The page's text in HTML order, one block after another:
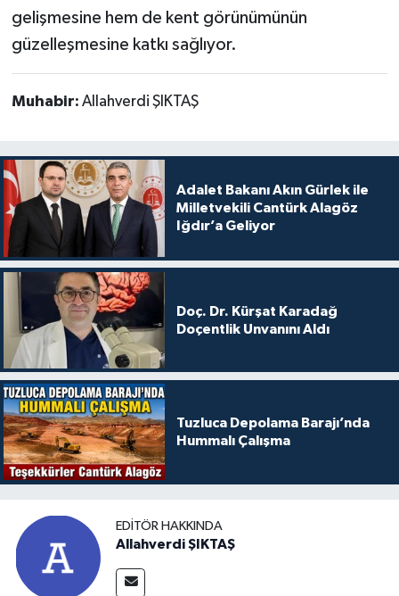
gelişmesine hem de kent görünümünün
güzelleşmesine katkı sağlıyor.
Muhabir: Allahverdi ŞIKTAŞ
Adalet Bakanı Akın Gürlek ile
Milletvekili Cantürk Alagöz
Iğdır’a Geliyor
Doç. Dr. Kürşat Karadağ
Doçentlik Unvanını Aldı
Tuzluca Depolama Barajı’nda
Hummalı Çalışma
EDITÖR HAKKINDA
Allahverdi ŞIKTAŞ